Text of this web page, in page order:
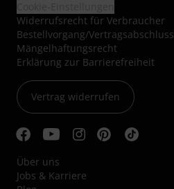
Widerrufsrecht für Verbraucher
Bestellvorgang/Vertragsabschluss
Mängelhaftungsrecht
Erklärung zur Barrierefreiheit
Vertrag widerrufen
Über uns
Jobs & Karriere